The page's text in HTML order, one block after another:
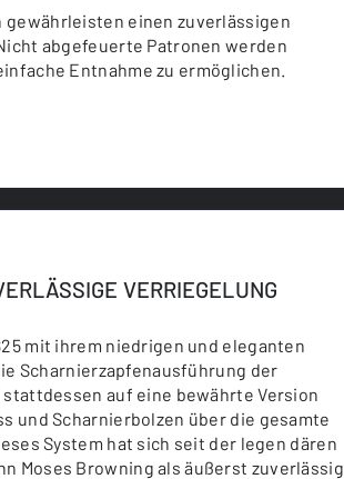
gewährleisten einen zuverlässigen
abgefeuerte Patronen werden
Entnahme zu ermöglichen.
VERRIEGELUNG
mit ihrem niedrigen und eleganten
Scharnierzapfenausführung der
auf eine bewährte Version
und Scharnierbolzen über die gesamte
System hat sich seit der legen dären
Moses Browning als äußerst zuverlässig